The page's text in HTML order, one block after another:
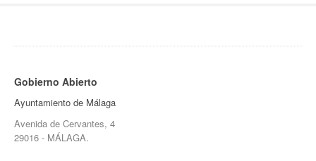
Gobierno Abierto
Ayuntamiento de Málaga
Avenida de Cervantes, 4
29016 - MÁLAGA.